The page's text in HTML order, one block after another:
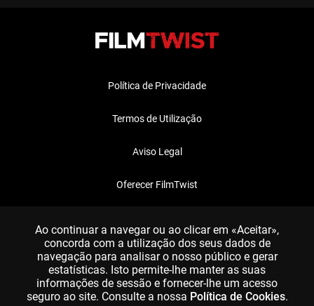
Política de Privacidade
Termos de Utilização
Aviso Legal
Oferecer FilmTwist
Ao continuar a navegar ou ao clicar em «Aceitar»,
concorda com a utilização dos seus dados de
navegação para analisar o nosso público e gerar
estatísticas. Isto permite-lhe manter as suas
informações de sessão e fornecer-lhe um acesso
seguro ao site. Consulte a nossa Política de Cookies.